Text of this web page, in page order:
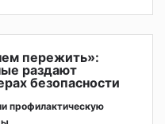
пережить»:
раздают
безопасности
профилактическую